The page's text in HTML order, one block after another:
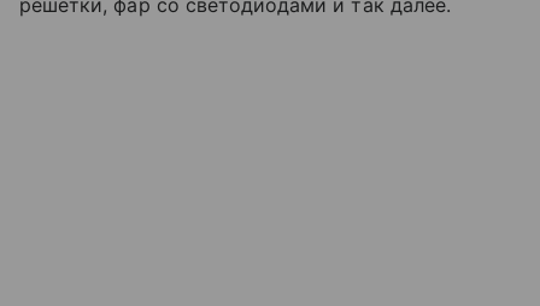
решетки, фар со светодиодами и так далее.